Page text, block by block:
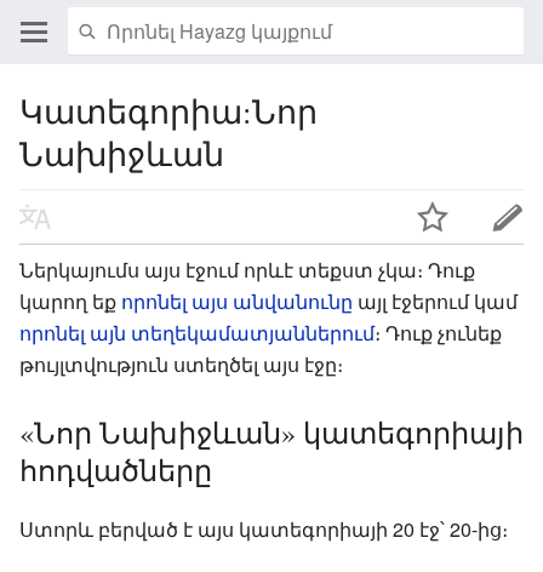
Կատեգորիա:Նոր
Նախիջևան
Ներկայումս այս էջում որևէ տեքստ չկա։ Դուք
կարող եք որոնել այս անվանունը այլ էջերում կամ
որոնել այն տեղեկամատյաններում։ Դուք չունեք
թույլտվություն ստեղծել այս էջը։
«Նոր Նախիջևան» կատեգորիայի
հոդվածները
Ստորև բերված է այս կատեգորիայի 20 էջ՝ 20-ից։